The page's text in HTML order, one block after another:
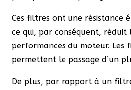
Ces filtres ont une résistance
ce qui, par conséquent, réduit
performances du moteur. Les
permettent le passage d’un
De plus, par rapport à un